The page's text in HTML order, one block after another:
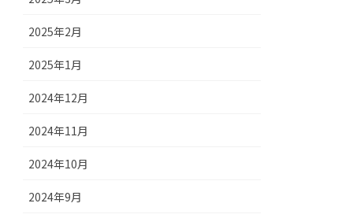
2025年2月
2025年1月
2024年12月
2024年11月
2024年10月
2024年9月